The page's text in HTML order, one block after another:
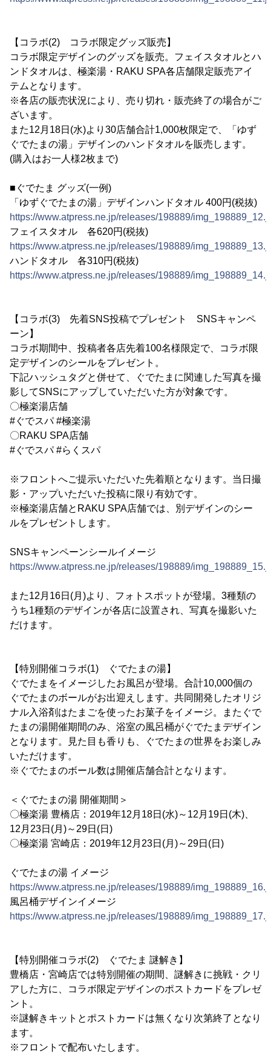
【コラボ(2) コラボ限定グッズ販売】
コラボ限定デザインのグッズを販売。フェイスタオルとハ
ンドタオルは、極楽湯・RAKU SPA各店舗限定販売アイ
テムとなります。
※各店の販売状況により、売り切れ・販売終了の場合がご
ざいます。
また12月18日(水)より30店舗合計1,000枚限定で、「ゆず
ぐでたまの湯」デザインのハンドタオルを販売します。
(購入はお一人様2枚まで)
■ぐでたま グッズ(一例)
「ゆずぐでたまの湯」デザインハンドタオル 400円(税抜)
https://www.atpress.ne.jp/releases/198889/
フェイスタオル 各620円(税抜)
https://www.atpress.ne.jp/releases/198889/
ハンドタオル 各310円(税抜)
https://www.atpress.ne.jp/releases/198889/
【コラボ(3) 先着SNS投稿でプレゼント SNSキャンペ
ーン】
コラボ期間中、投稿者各店先着100名様限定で、コラボ限
定デザインのシールをプレゼント。
下記ハッシュタグと併せて、ぐでたまに関連した写真を撮
影してSNSにアップしていただいた方が対象です。
〇極楽湯店舗
#ぐでスパ #極楽湯
〇RAKU SPA店舗
#ぐでスパ #らくスパ
※フロントへご提示いただいた先着順となります。当日撮
影・アップいただいた投稿に限り有効です。
※極楽湯店舗とRAKU SPA店舗では、別デザインのシー
ルをプレゼントします。
SNSキャンペーンシールイメージ
https://www.atpress.ne.jp/releases/198889/
また12月16日(月)より、フォトスポットが登場。3種類の
うち1種類のデザインが各店に設置され、写真を撮影いた
だけます。
【特別開催コラボ(1) ぐでたまの湯】
ぐでたまをイメージしたお風呂が登場。合計10,000個の
ぐでたまのボールがお出迎えします。共同開発したオリジ
ナル入浴剤はたまごを使ったお菓子をイメージ。またぐで
たまの湯開催期間のみ、浴室の風呂桶がぐでたまデザイン
となります。見た目も香りも、ぐでたまの世界をお楽しみ
いただけます。
※ぐでたまのボール数は開催店舗合計となります。
＜ぐでたまの湯 開催期間＞
〇極楽湯 豊橋店：2019年12月18日(水)～12月19日(木)、
12月23日(月)～29日(日)
〇極楽湯 宮崎店：2019年12月23日(月)～29日(日)
ぐでたまの湯 イメージ
https://www.atpress.ne.jp/releases/198889/
風呂桶デザインイメージ
https://www.atpress.ne.jp/releases/198889/
【特別開催コラボ(2) ぐでたま 謎解き】
豊橋店・宮崎店では特別開催の期間、謎解きに挑戦・クリ
アした方に、コラボ限定デザインのポストカードをプレゼ
ント。
※謎解きキットとポストカードは無くなり次第終了となり
ます。
※フロントで配布いたします。